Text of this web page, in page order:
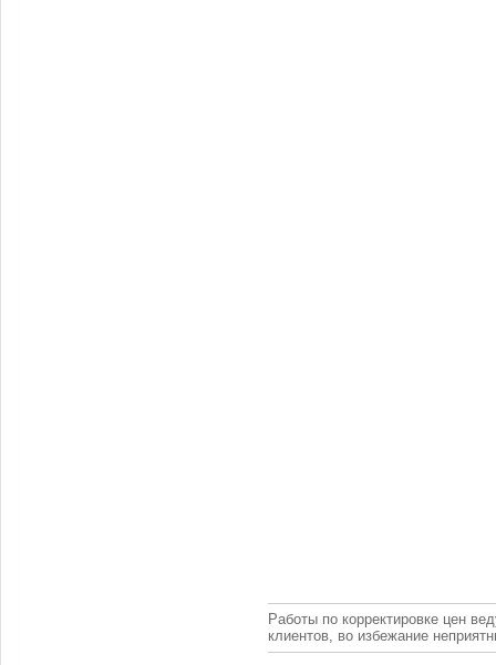
Работы по корректировке цен
клиентов, во избежание